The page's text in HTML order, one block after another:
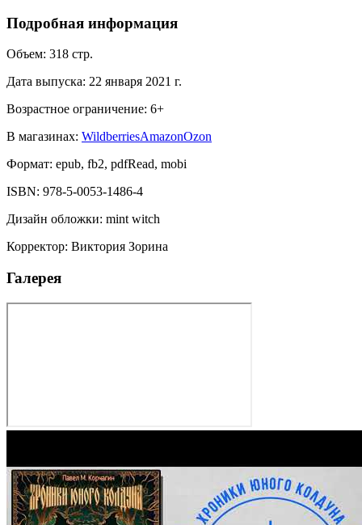
Подробная информация
Объем: 318 стр.
Дата выпуска: 22 января 2021 г.
Возрастное ограничение: 6+
В магазинах: WildberriesAmazonOzon
Формат: epub, fb2, pdfRead, mobi
ISBN: 978-5-0053-1486-4
Дизайн обложки: mint witch
Корректор: Виктория Зорина
Галерея